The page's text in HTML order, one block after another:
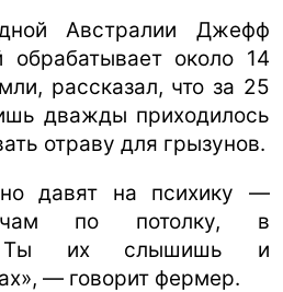
Австралии Джефф
обрабатывает около 14
рассказал, что за 25
дважды приходилось
отраву для грызунов.
давят на психику —
по потолку, в
Ты их слышишь и
— говорит фермер.